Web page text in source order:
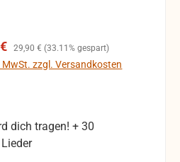
Regulärer Preis:
29,90 € (33.11% gespart)
MwSt. zzgl. Versandkosten